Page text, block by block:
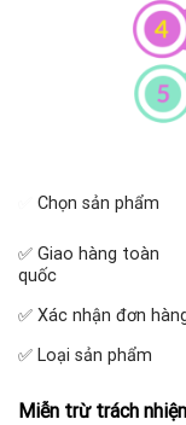
Chọn sản phẩm
✅ Giao hàng toàn
quốc
✅ Xác nhận đơn
✅ Loại sản phẩm
Miễn trừ trách